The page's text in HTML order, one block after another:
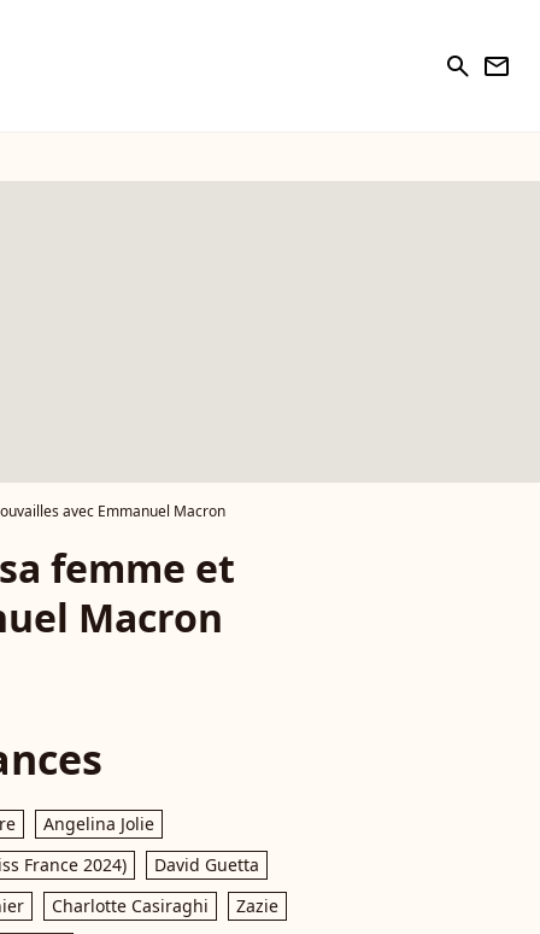
search newsletter
avec Emmanuel Macron
femme et
Macron
Angelina Jolie
France 2024)
David Guetta
Charlotte Casiraghi
Zazie